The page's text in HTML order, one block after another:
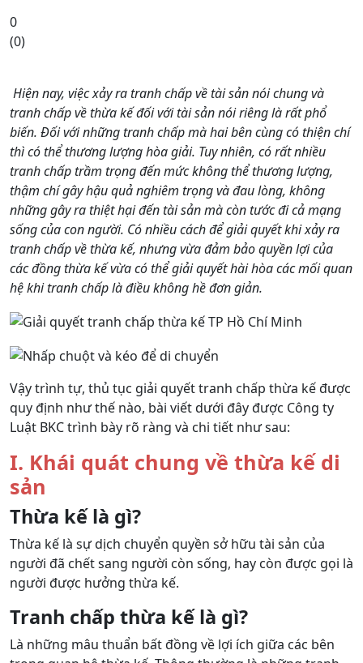
0
(0)
Hiện nay, việc xảy ra tranh chấp về tài sản nói chung và
tranh chấp về thừa kế đối với tài sản nói riêng là rất phổ
biến. Đối với những tranh chấp mà hai bên cùng có thiện chí
thì có thể thương lượng hòa giải. Tuy nhiên, có rất nhiều
tranh chấp trầm trọng đến mức không thể thương lượng,
thậm chí gây hậu quả nghiêm trọng và đau lòng, không
những gây ra thiệt hại đến tài sản mà còn tước đi cả mạng
sống của con người. Có nhiều cách để giải quyết khi xảy ra
tranh chấp về thừa kế, nhưng vừa đảm bảo quyền lợi của
các đồng thừa kế vừa có thể giải quyết hài hòa các mối quan
hệ khi tranh chấp là điều không hề đơn giản.
Vậy trình tự, thủ tục giải quyết tranh chấp thừa kế được
quy định như thế nào, bài viết dưới đây được Công ty
Luật BKC trình bày rõ ràng và chi tiết như sau:
I. Khái quát chung về thừa kế di
sản
Thừa kế là gì?
Thừa kế là sự dịch chuyển quyền sở hữu tài sản của
người đã chết sang người còn sống, hay còn được gọi là
người được hưởng thừa kế.
Tranh chấp thừa kế là gì?
Là những mâu thuẩn bất đồng về lợi ích giữa các bên